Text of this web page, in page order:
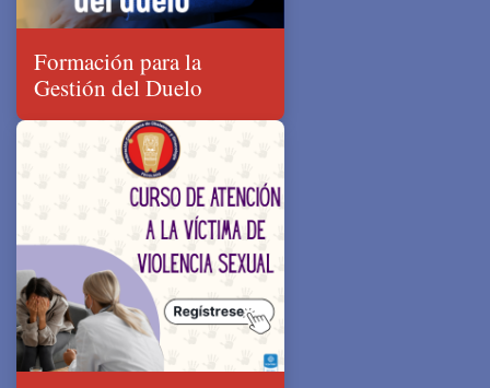
Formación para la
Gestión del Duelo